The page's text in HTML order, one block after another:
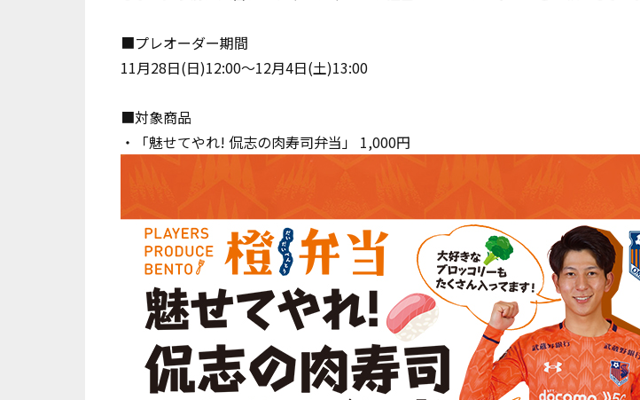
■プレオーダー期間
11月28日(日)12:00～12月4日(土)13:00
■対象商品
・「魅せてやれ! 侃志の肉寿司弁当」 1,000円